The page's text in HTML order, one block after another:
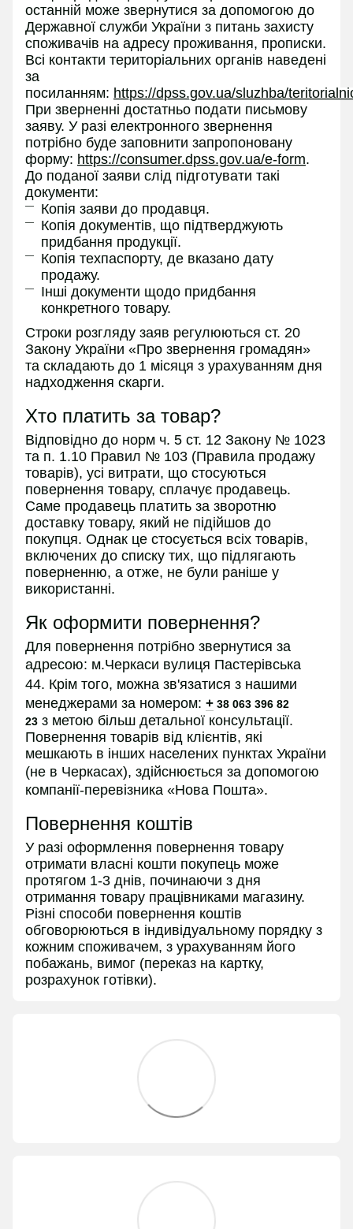
останній може звернутися за допомогою до
Державної служби України з питань захисту
споживачів на адресу проживання, прописки.
Всі контакти територіальних органів наведені
за
посиланням: https://dpss.gov.ua/sluzhba/
При зверненні достатньо подати письмову
заяву. У разі електронного звернення
потрібно буде заповнити запропоновану
форму: https://consumer.dpss.gov.ua/e-form.
До поданої заяви слід підготувати такі
документи:
Копія заяви до продавця.
Копія документів, що підтверджують
придбання продукції.
Копія техпаспорту, де вказано дату
продажу.
Інші документи щодо придбання
конкретного товару.
Строки розгляду заяв регулюються ст. 20
Закону України «Про звернення громадян»
та складають до 1 місяця з урахуванням дня
надходження скарги.
Хто платить за товар?
Відповідно до норм ч. 5 ст. 12 Закону № 1023
та п. 1.10 Правил № 103 (Правила продажу
товарів), усі витрати, що стосуються
повернення товару, сплачує продавець.
Саме продавець платить за зворотню
доставку товару, який не підійшов до
покупця. Однак це стосується всіх товарів,
включених до списку тих, що підлягають
поверненню, а отже, не були раніше у
використанні.
Як оформити повернення?
Для повернення потрібно звернутися за
адресою: м.Черкаси вулиця Пастерівська
44. Крім того, можна зв'язатися з нашими
менеджерами за номером: + 38 063 396 82
23 з метою більш детальної консультації.
Повернення товарів від клієнтів, які
мешкають в інших населених пунктах України
(не в Черкасах), здійснюється за допомогою
компанії-перевізника «Нова Пошта».
Повернення коштів
У разі оформлення повернення товару
отримати власні кошти покупець може
протягом 1-3 днів, починаючи з дня
отримання товару працівниками магазину.
Різні способи повернення коштів
обговорюються в індивідуальному порядку з
кожним споживачем, з урахуванням його
побажань, вимог (переказ на картку,
розрахунок готівки).